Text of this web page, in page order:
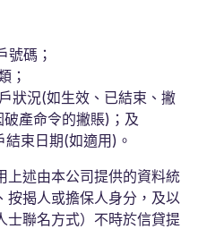
號碼；
；
狀況(如生效、已結束、撇
產命令的撇賬)；及
束日期(如適用)。
上述由本公司提供的資料統
按揭人或擔保人身分，及以
士聯名方式）不時於信貸提